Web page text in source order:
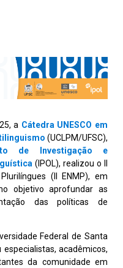
a Cátedra UNESCO em
(UCLPM/UFSC),
de Investigação e
(IPOL), realizou o II
(II ENMP), em
objetivo aprofundar as
das políticas de
Federal de Santa
acadêmicos,
da comunidade em